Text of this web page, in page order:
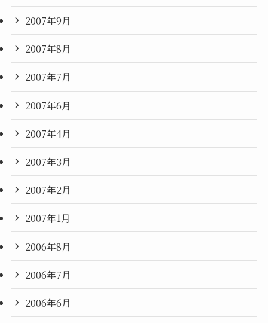
2007年9月
2007年8月
2007年7月
2007年6月
2007年4月
2007年3月
2007年2月
2007年1月
2006年8月
2006年7月
2006年6月